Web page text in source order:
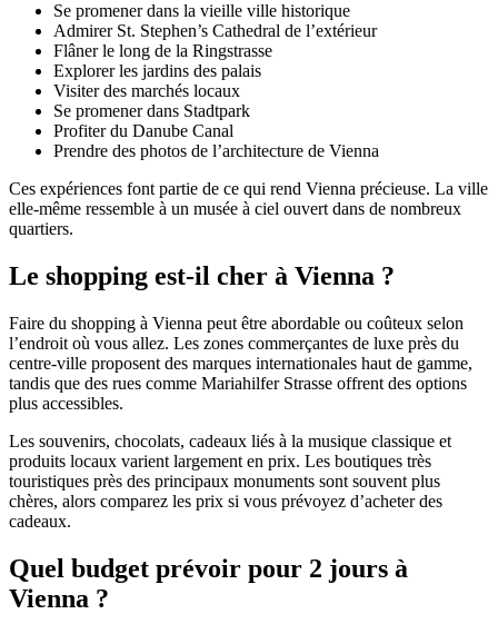
Se promener dans la vieille ville historique
Admirer St. Stephen’s Cathedral de l’extérieur
Flâner le long de la Ringstrasse
Explorer les jardins des palais
Visiter des marchés locaux
Se promener dans Stadtpark
Profiter du Danube Canal
Prendre des photos de l’architecture de Vienna
Ces expériences font partie de ce qui rend Vienna précieuse. La ville
elle-même ressemble à un musée à ciel ouvert dans de nombreux
quartiers.
Le shopping est-il cher à Vienna ?
Faire du shopping à Vienna peut être abordable ou coûteux selon
l’endroit où vous allez. Les zones commerçantes de luxe près du
centre-ville proposent des marques internationales haut de gamme,
tandis que des rues comme Mariahilfer Strasse offrent des options
plus accessibles.
Les souvenirs, chocolats, cadeaux liés à la musique classique et
produits locaux varient largement en prix. Les boutiques très
touristiques près des principaux monuments sont souvent plus
chères, alors comparez les prix si vous prévoyez d’acheter des
cadeaux.
Quel budget prévoir pour 2 jours à
Vienna ?